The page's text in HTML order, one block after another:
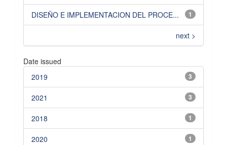
1
DISEÑO E IMPLEMENTACION DEL PROCE...
next >
Date issued
3
2019
3
2021
1
2018
1
2020